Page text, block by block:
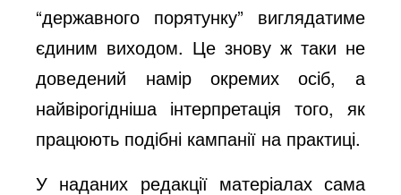
“державного порятунку” виглядатиме
єдиним виходом. Це знову ж таки не
доведений намір окремих осіб, а
найвірогідніша інтерпретація того, як
працюють подібні кампанії на практиці.
У наданих редакції матеріалах сама